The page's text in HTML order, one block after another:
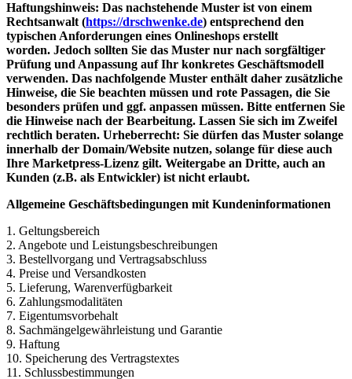
Haftungshinweis: Das nachstehende Muster ist von einem
Rechtsanwalt (https://drschwenke.de) entsprechend den
typischen Anforderungen eines Onlineshops erstellt
worden. Jedoch sollten Sie das Muster nur nach sorgfältiger
Prüfung und Anpassung auf Ihr konkretes Geschäftsmodell
verwenden. Das nachfolgende Muster enthält daher zusätzliche
Hinweise, die Sie beachten müssen und rote Passagen, die Sie
besonders prüfen und ggf. anpassen müssen. Bitte entfernen Sie
die Hinweise nach der Bearbeitung. Lassen Sie sich im Zweifel
rechtlich beraten. Urheberrecht: Sie dürfen das Muster solange
innerhalb der Domain/Website nutzen, solange für diese auch
Ihre Marketpress-Lizenz gilt. Weitergabe an Dritte, auch an
Kunden (z.B. als Entwickler) ist nicht erlaubt.
Allgemeine Geschäftsbedingungen mit Kundeninformationen
1. Geltungsbereich
2. Angebote und Leistungsbeschreibungen
3. Bestellvorgang und Vertragsabschluss
4. Preise und Versandkosten
5. Lieferung, Warenverfügbarkeit
6. Zahlungsmodalitäten
7. Eigentumsvorbehalt
8. Sachmängelgewährleistung und Garantie
9. Haftung
10. Speicherung des Vertragstextes
11. Schlussbestimmungen